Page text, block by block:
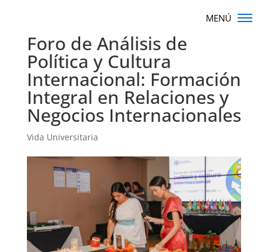
Foro de Análisis de
Política y Cultura
Internacional: Formación
Integral en Relaciones y
Negocios Internacionales
Vida Universitaria